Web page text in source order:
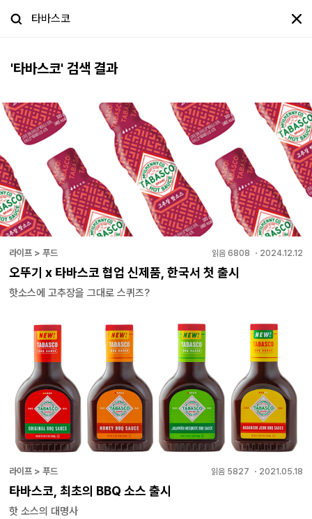
'타바스코' 검색 결과
라이프 > 푸드 읽음 6808 ・ 2024.12.12
오뚜기 x 타바스코 협업 신제품, 한국서 첫 출시
핫소스에 고추장을 그대로 스퀴즈?
라이프 > 푸드 읽음 5827 ・ 2021.05.18
타바스코, 최초의 BBQ 소스 출시
핫 소스의 대명사